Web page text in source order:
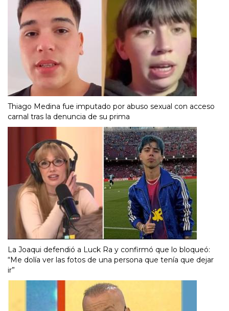
Thiago Medina fue imputado por abuso sexual con acceso
carnal tras la denuncia de su prima
La Joaqui defendió a Luck Ra y confirmó que lo bloqueó:
“Me dolía ver las fotos de una persona que tenía que dejar
ir”